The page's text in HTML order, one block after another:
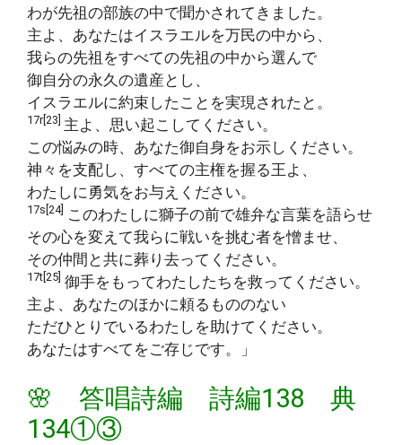
わが先祖の部族の中で聞かされてきました。
主よ、あなたはイスラエルを万民の中から、
我らの先祖をすべての先祖の中から選んで
御自分の永久の遺産とし、
イスラエルに約束したことを実現されたと。
17r[23] 主よ、思い起こしてください。
この悩みの時、あなた御自身をお示しください。
神々を支配し、すべての主権を握る王よ、
わたしに勇気をお与えください。
17s[24] このわたしに獅子の前で雄弁な言葉を語らせ
その心を変えて我らに戦いを挑む者を憎ませ、
その仲間と共に葬り去ってください。
17t[25] 御手をもってわたしたちを救ってください。
主よ、あなたのほかに頼るもののない
ただひとりでいるわたしを助けてください。
あなたはすべてをご存じです。」
🌸 答唱詩編 詩編138 典
134①③